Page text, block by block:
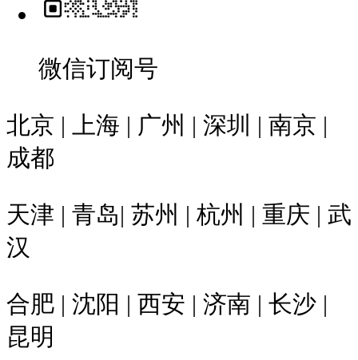
微信订阅号
北京 | 上海 | 广州 | 深圳 | 南京 |
成都
天津 | 青岛| 苏州 | 杭州 | 重庆 | 武
汉
合肥 | 沈阳 | 西安 | 济南 | 长沙 |
昆明